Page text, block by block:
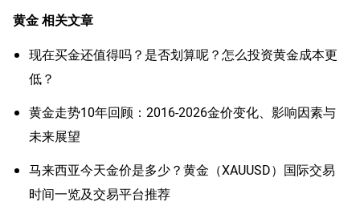
黄金相关文章
现在买金还值得吗？是否划算呢？怎么投资黄金成本更
低？
黄金走势10年回顾：2016-2026金价变化、影响因素与
未来展望
马来西亚今天金价是多少？黄金（XAUUSD）国际交易
时间一览及交易平台推荐